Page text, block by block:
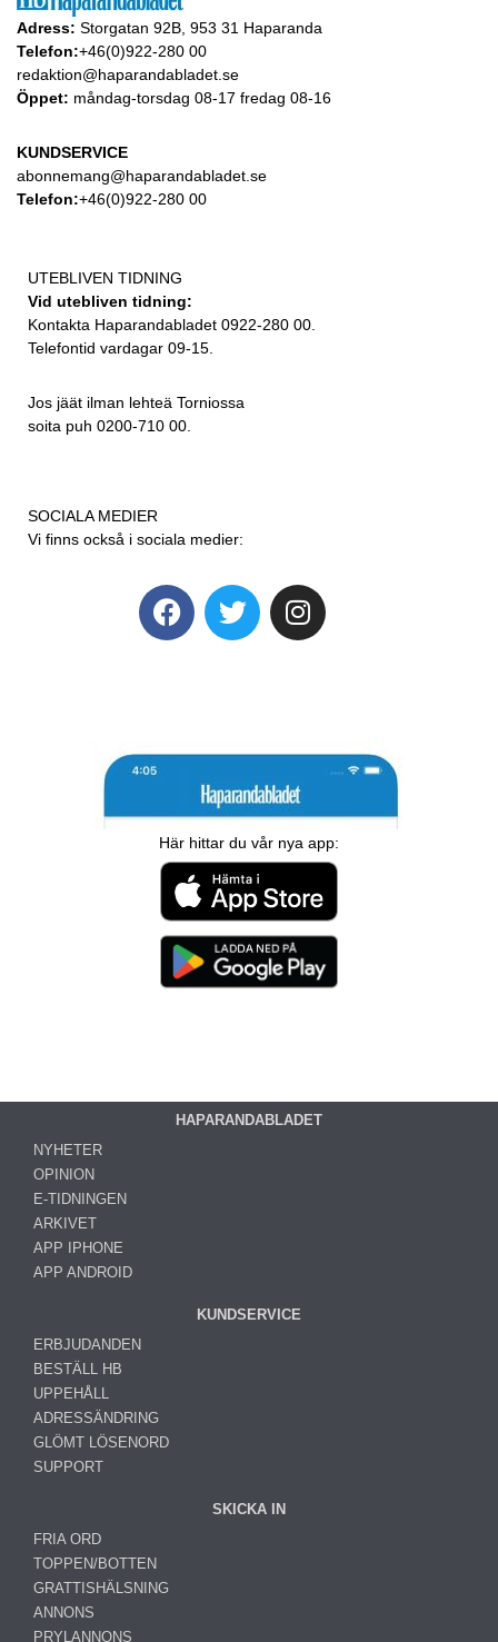
Adress: Storgatan 92B, 953 31 Haparanda
Telefon:+46(0)922-280 00
redaktion@haparandabladet.se
Öppet: måndag-torsdag 08-17 fredag 08-16
KUNDSERVICE
abonnemang@haparandabladet.se
Telefon:+46(0)922-280 00
UTEBLIVEN TIDNING
Vid utebliven tidning:
Kontakta Haparandabladet 0922-280 00.
Telefontid vardagar 09-15.
Jos jäät ilman lehteä Torniossa
soita puh 0200-710 00.
SOCIALA MEDIER
Vi finns också i sociala medier:
Här hittar du vår nya app:
HAPARANDABLADET
NYHETER
OPINION
E-TIDNINGEN
ARKIVET
APP IPHONE
APP ANDROID
KUNDSERVICE
ERBJUDANDEN
BESTÄLL HB
UPPEHÅLL
ADRESSÄNDRING
GLÖMT LÖSENORD
SUPPORT
SKICKA IN
FRIA ORD
TOPPEN/BOTTEN
GRATTISHÄLSNING
ANNONS
PRYLANNONS